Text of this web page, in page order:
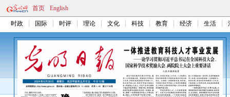
首页 English
时政 国际 时评 理论 文化 科技 教育 经济 生活